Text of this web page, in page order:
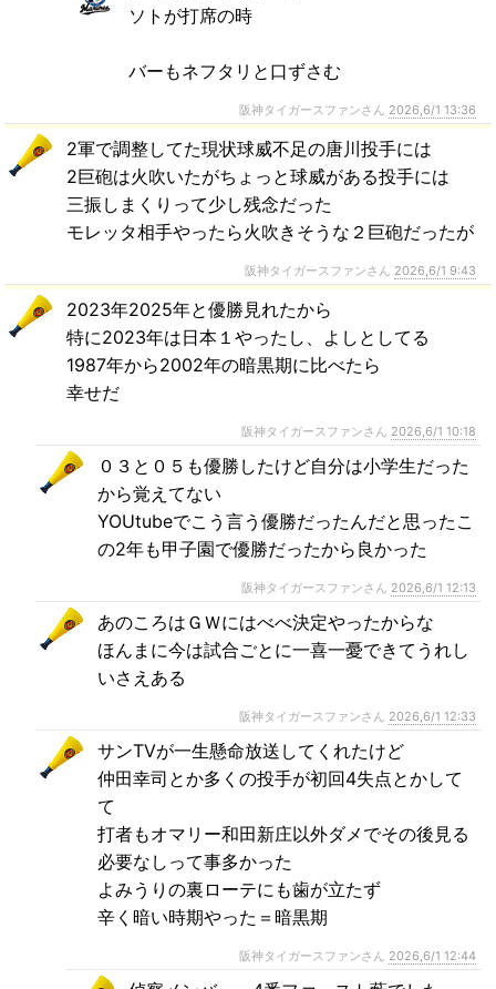
ソトが打席の時
バーもネフタリと口ずさむ
阪神タイガースファンさん 2026,6/1 13:36
2軍で調整してた現状球威不足の唐川投手には
2巨砲は火吹いたがちょっと球威がある投手には
三振しまくりって少し残念だった
モレッタ相手やったら火吹きそうな２巨砲だったが
阪神タイガースファンさん 2026,6/1 9:43
2023年2025年と優勝見れたから
特に2023年は日本１やったし、よしとしてる
1987年から2002年の暗黒期に比べたら
幸せだ
阪神タイガースファンさん 2026,6/1 10:18
０３と０５も優勝したけど自分は小学生だった
から覚えてない
YOUtubeでこう言う優勝だったんだと思ったこ
の2年も甲子園で優勝だったから良かった
阪神タイガースファンさん 2026,6/1 12:13
あのころはＧＷにはべべ決定やったからな
ほんまに今は試合ごとに一喜一憂できてうれし
いさえある
阪神タイガースファンさん 2026,6/1 12:33
サンTVが一生懸命放送してくれたけど
仲田幸司とか多くの投手が初回4失点とかして
て
打者もオマリー和田新庄以外ダメでその後見る
必要なしって事多かった
よみうりの裏ローテにも歯が立たず
辛く暗い時期やった＝暗黒期
阪神タイガースファンさん 2026,6/1 12:44